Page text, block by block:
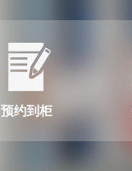
预约到柜